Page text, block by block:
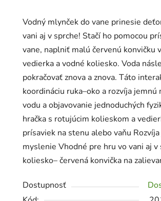
je
0,0
z
5
hviezdičiek.
Vodný mlynček do vane prinesie
vani aj v sprche! Stačí ho pomocou
vane, naplniť malú červenú konvičku
vedierka a vodné koliesko. Voda
pokračovať znova a znova. Táto
koordináciu ruka–oko a rozvíja
vodu a objavovanie jednoduchých
hračka s rotujúcim kolieskom a
prísaviek na stenu alebo vaňu
myslenie Vhodné pre hru vo vani aj v
koliesko– červená konvička na
Dostupnosť